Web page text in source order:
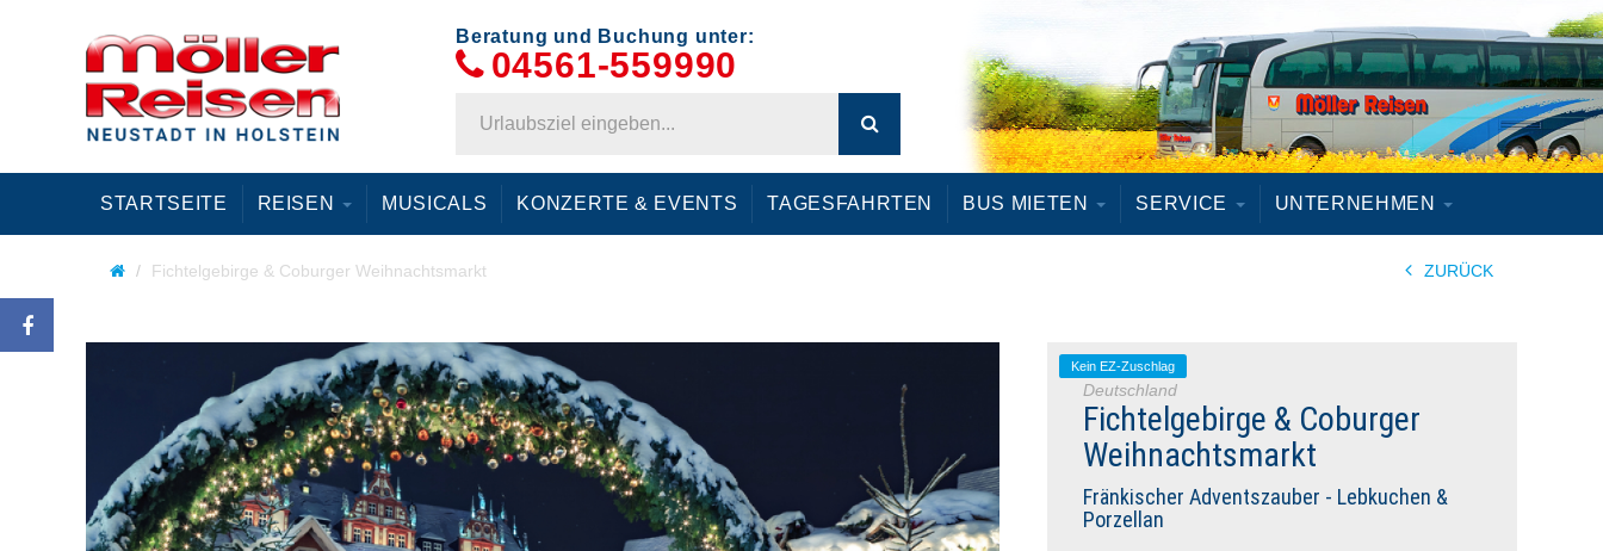
Beratung und Buchung unter:
04561-559990
STARTSEITE REISEN MUSICALS KONZERTE & EVENTS TAGESFAHRTEN BUS MIETEN SERVICE UNTERNEHMEN
Fichtelgebirge & Coburger Weihnachtsmarkt ZURÜCK
Kein EZ-Zuschlag
Deutschland
Fichtelgebirge & Coburger
Weihnachtsmarkt
Fränkischer Adventszauber - Lebkuchen &
Porzellan